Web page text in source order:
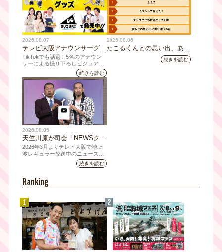
2026.08.07
テレビ大阪アナウンサーグッ
ズの新商品 8月8日(土)に発
売！ テーマは「個性全開」5
人それぞれの"らしさ"を詰め
込んだアイテムが登場
TikTokでも話題！5名のアナウン
サーによる撮り下ろしビジュアル
を使用した新グッズを発売続きを読む
2026.08.06
たこるくんとの思い出、あり
ますか？会員のみなさんに聞
続きを読む
2026.08.05
天竺川原が司会「NEWSクラ
イシス」チャンネル登録者数
10万人突破！テレビ大阪の番
組史上最速記録を更新
2026年3月よりテレビ大阪で地上
波レギュラー放送中のニュース番
組「NEWSクライシス」が、この
たび2026年7月12日(日)に、
人を達成しました。
続きを読む
Ranking
1 2